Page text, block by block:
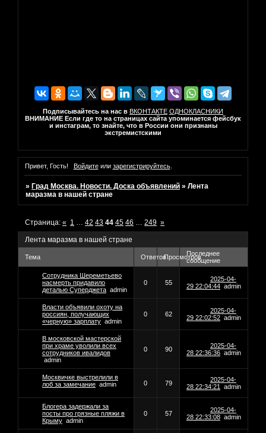
Подписывайтесь на нас в ВКОНТАКТЕ ОДНОКЛАСНИКИ
ВНИМАНИЕ Если где то на страницах сайта упоминается фейсбук
и инстаграм, то знайте, что в России они признаны
экстремистскими
Привет, Гость! Войдитеили зарегистрируйтесь.
» Град Москва. Новости. Доска объявлений »Лента
маразма в нашей стране
Лента маразма в нашей стране
Страница:« 1 42 43 44 45 46 249 »
Тема ОтветовПросмотровПоследнее
сообщение
Сотрудника Шереметьево
насмерть придавило
деталью Суперджета admin
0 55
2025-04-
29 22:04:44 admin
Власти объявили охоту на
россиян, получающих
«черную» зарплату admin
0 62
2025-04-
29 22:02:52 admin
В московской мастерской
при храме уволили всех
сотрудников ивалидов
admin
0 90
2025-04-
28 22:36:36 admin
Москвичке выстрелили в
лоб за замечание admin 0 79
2025-04-
28 22:34:21
admin
Блогера задержали за
посты про грязные пляжи в
Крыму admin
0 57
2025-04-
28 22:33:08 admin